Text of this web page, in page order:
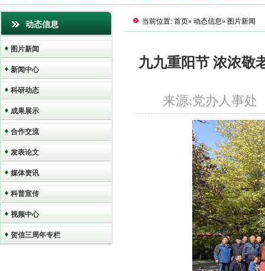
动态信息
图片新闻
新闻中心
科研动态
成果展示
合作交流
发表论文
媒体资讯
科普宣传
视频中心
贺信三周年专栏
当前位置: 首页» 动态信息» 图片新闻
九九重阳节 浓浓敬
来源:党办人事处